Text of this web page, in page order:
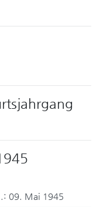
09. Mai 1945